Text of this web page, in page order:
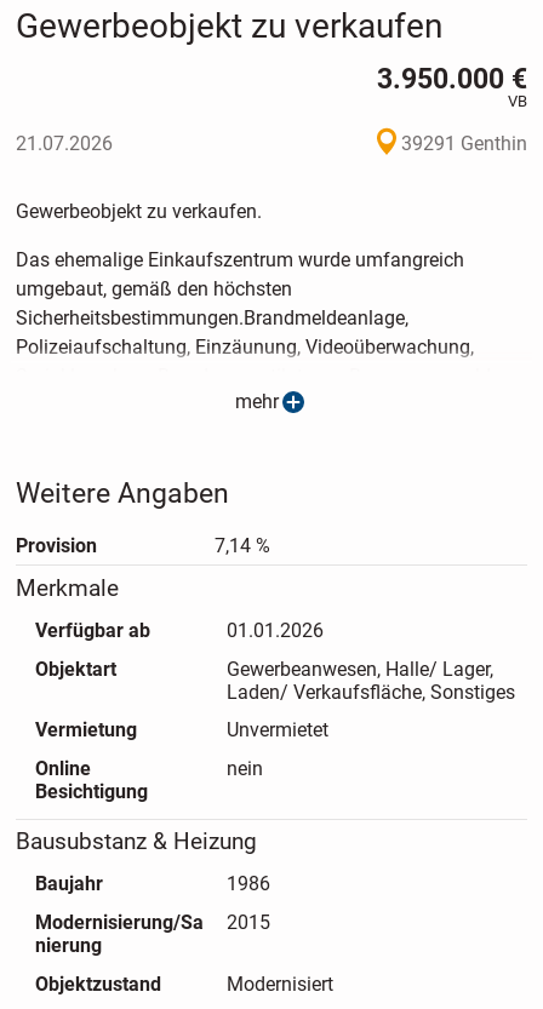
Gewerbeobjekt zu verkaufen
3.950.000 €
VB
21.07.2026 39291 Genthin
Gewerbeobjekt zu verkaufen.
Das ehemalige Einkaufszentrum wurde umfangreich
umgebaut, gemäß den höchsten
Sicherheitsbestimmungen.Brandmeldeanlage,
Polizeiaufschaltung, Einzäunung, Videoüberwachung,
usw..Die Aufnahmekapazität liegt bei max. 500 Personen.
Eine Nachnutzung als Handels- oder Gewerbe- oder
Produktionsfläche dürfte problemlos sein.
Details auf Anfrage.
Das vom Käufer der Immobilie zu zahlende Maklerhonorar
beträgt 7,14 % inklusive der gesetzlichen Mehrwertsteuer
vom notariellen Kaufpreis und ist mit Unterzeichnung des
Kaufvertrages zur Zahlung fällig.
Alle Daten in diesem Exposee beruhen auf Angaben des
Verkäufers - Die Objektangaben wurden mit großer Sorgfalt
zusammengestellt. Für die Richtigkeit der Verkäufer-,
Anbieter- und Angebotsangaben können wir keine Haftung
übernehmen. Irrtümer bleiben vorbehalten
mehr
Weitere Angaben
Provision 7,14 %
Merkmale
Verfügbar ab
01.01.2026
Objektart
Gewerbeanwesen, Halle/ Lager,
Laden/ Verkaufsfläche, Sonstiges
Vermietung
Unvermietet
Online
Besichtigung
nein
Bausubstanz & Heizung
Baujahr
1986
Modernisierung/Sa
nierung
2015
Objektzustand
Modernisiert